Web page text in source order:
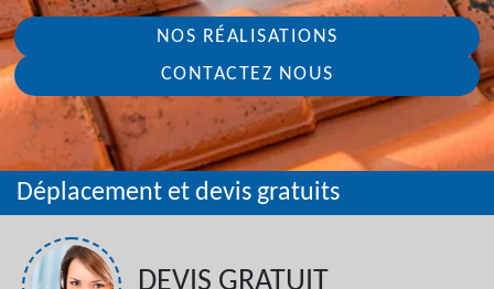
NOS RÉALISATIONS
CONTACTEZ NOUS
Déplacement et devis gratuits
DEVIS GRATUIT